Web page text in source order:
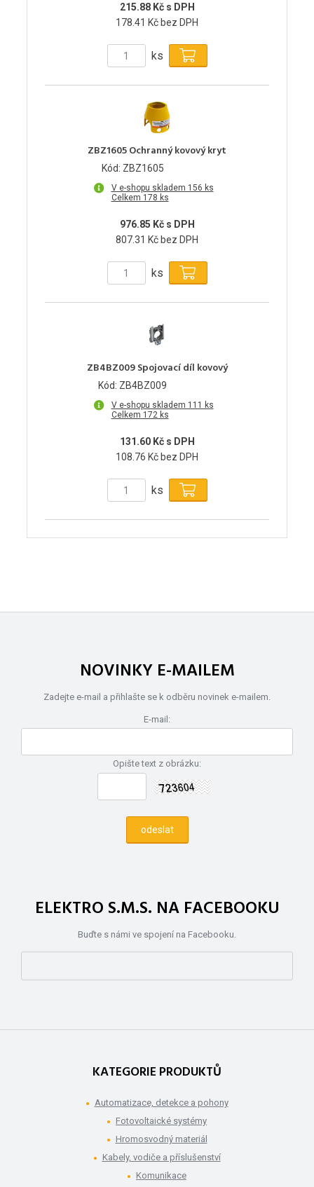
215.88 Kč s DPH
178.41 Kč bez DPH
ks
ZBZ1605 Ochranný kovový kryt
Kód: ZBZ1605
V e-shopu skladem 156 ks
Celkem 178 ks
976.85 Kč s DPH
807.31 Kč bez DPH
ks
ZB4BZ009 Spojovací díl kovový
Kód: ZB4BZ009
V e-shopu skladem 111 ks
Celkem 172 ks
131.60 Kč s DPH
108.76 Kč bez DPH
ks
NOVINKY E-MAILEM
Zadejte e-mail a přihlašte se k odběru novinek e-mailem.
E-mail:
Opište text z obrázku:
ELEKTRO S.M.S. NA FACEBOOKU
Buďte s námi ve spojení na Facebooku.
KATEGORIE PRODUKTŮ
Automatizace, detekce a pohony
Fotovoltaické systémy
Hromosvodný materiál
Kabely, vodiče a příslušenství
Komunikace